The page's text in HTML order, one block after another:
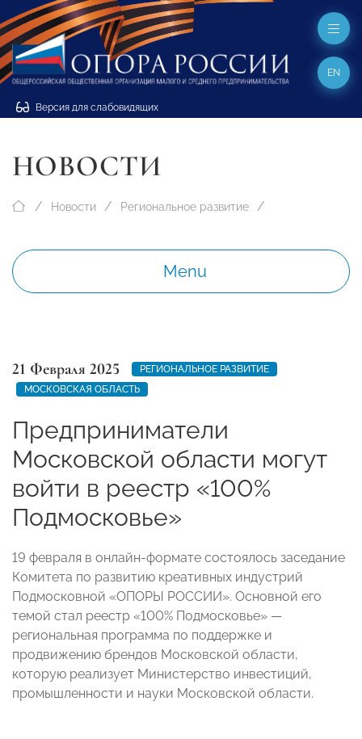
Версия для слабовидящих
EN
НОВОСТИ
Новости Региональное развитие
Menu
21 Февраля 2025
РЕГИОНАЛЬНОЕ РАЗВИТИЕ
МОСКОВСКАЯ ОБЛАСТЬ
Предприниматели
Московской области могут
войти в реестр «100%
Подмосковье»
19 февраля в онлайн-формате состоялось заседание
Комитета по развитию креативных индустрий
Подмосковной «ОПОРЫ РОССИИ». Основной его
темой стал реестр «100% Подмосковье» —
региональная программа по поддержке и
продвижению брендов Московской области,
которую реализует Министерство инвестиций,
промышленности и науки Московской области.